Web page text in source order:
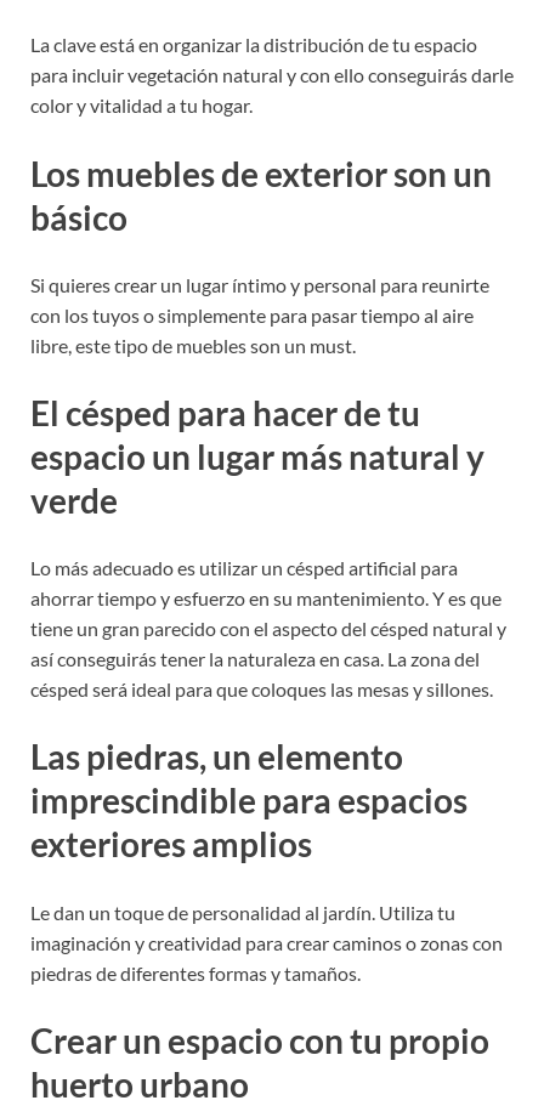
La clave está en organizar la distribución de tu espacio
para incluir vegetación natural y con ello conseguirás darle
color y vitalidad a tu hogar.
Los muebles de exterior son un
básico
Si quieres crear un lugar íntimo y personal para reunirte
con los tuyos o simplemente para pasar tiempo al aire
libre, este tipo de muebles son un must.
El césped para hacer de tu
espacio un lugar más natural y
verde
Lo más adecuado es utilizar un césped artificial para
ahorrar tiempo y esfuerzo en su mantenimiento. Y es que
tiene un gran parecido con el aspecto del césped natural y
así conseguirás tener la naturaleza en casa. La zona del
césped será ideal para que coloques las mesas y sillones.
Las piedras, un elemento
imprescindible para espacios
exteriores amplios
Le dan un toque de personalidad al jardín. Utiliza tu
imaginación y creatividad para crear caminos o zonas con
piedras de diferentes formas y tamaños.
Crear un espacio con tu propio
huerto urbano